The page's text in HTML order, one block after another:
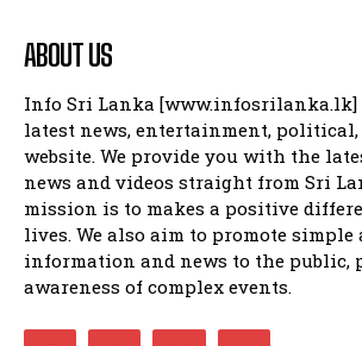
PRIVACY POLICY
NEWSLETTER
PRIVACY POLICY
NEWSLETTER
ABOUT US
Info Sri Lanka [www.infosrilanka.lk]
latest news, entertainment,
website. We provide you with the
news and videos straight from Sri
mission is to makes a positive
lives. We also aim to promote simple
information and news to the public,
awareness of complex events.